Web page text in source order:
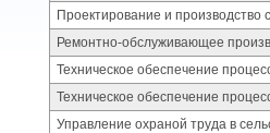
Проектирование и производство
Ремонтно-обслуживающее
Техническое обеспечение
Техническое обеспечение
Управление охраной труда в